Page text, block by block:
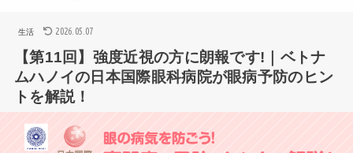
生活 2026.05.07
【第11回】強度近視の方に朗報です!｜ベトナ
ムハノイの日本国際眼科病院が眼病予防のヒン
トを解説！